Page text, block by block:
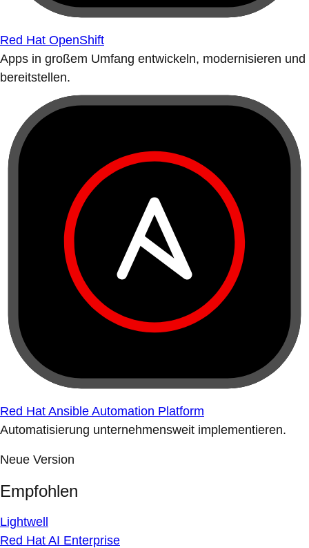
Red Hat OpenShift
Apps in großem Umfang entwickeln, modernisieren und
bereitstellen.
Red Hat Ansible Automation Platform
Automatisierung unternehmensweit implementieren.
Neue Version
Empfohlen
Lightwell
Red Hat AI Enterprise